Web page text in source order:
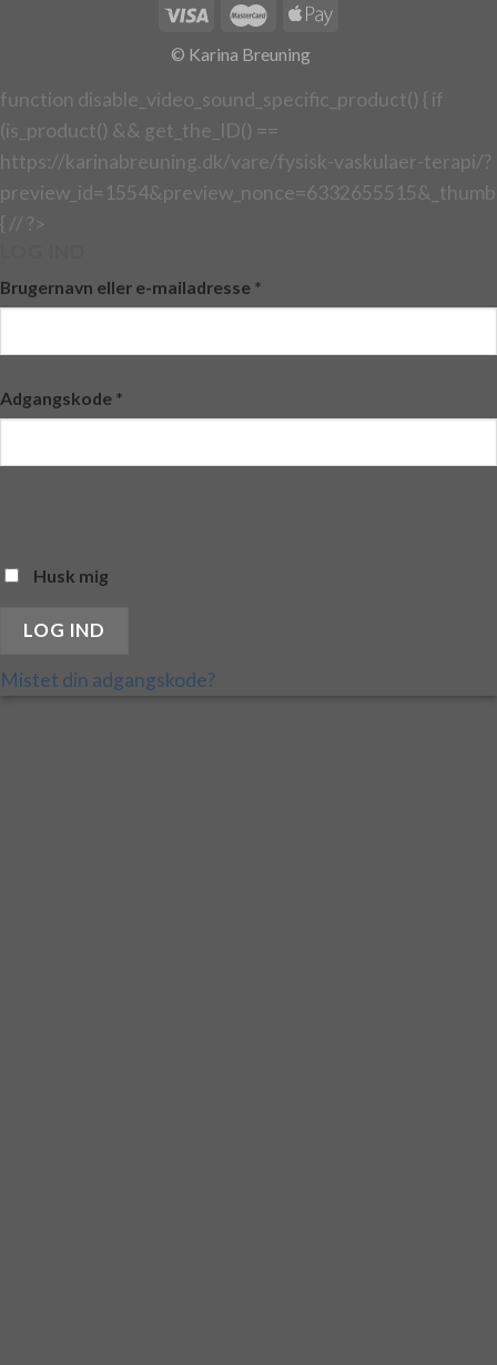
© Karina Breuning
function disable_video_sound_specific_product() { if
(is_product() && get_the_ID() ==
https://karinabreuning.dk/vare/fysisk-vaskulaer-terapi/?
{ // ?>
Brugernavn eller e-mailadresse *
Adgangskode *
Husk mig
LOG IND
Mistet din adgangskode?